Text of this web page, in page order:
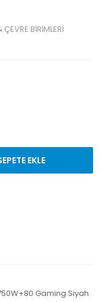
ÇEVRE BİRİMLERİ
EKLE
Gaming Siyah